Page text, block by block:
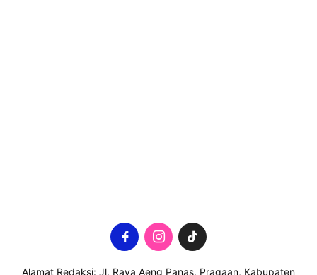
Alamat Redaksi: Jl. Raya Aeng Panas, Pragaan, Kabupaten